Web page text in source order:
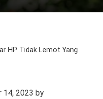
HP Tidak Lemot Yang
14, 2023 by